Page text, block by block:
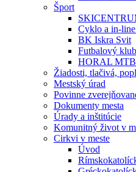
Šport
Cyklo a in-
BK Iskra Svit
Futbalový
HORAL MTB
Žiadosti, tlačivá,
Mestský úrad
Povinne
Dokumenty mesta
Úrady a inštitúcie
Komunitný život v
Cirkvi v meste
Úvod